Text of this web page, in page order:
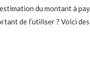
du montant à
de l’utiliser ? Voici